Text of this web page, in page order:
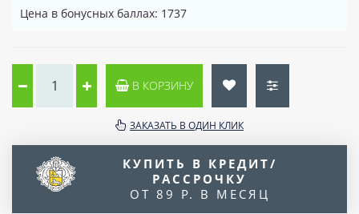
Цена в бонусных баллах: 1737
В КОРЗИНУ
ЗАКАЗАТЬ В ОДИН КЛИК
КУПИТЬ В КРЕДИТ/
РАССРОЧКУ
ОТ 89 Р. В МЕСЯЦ